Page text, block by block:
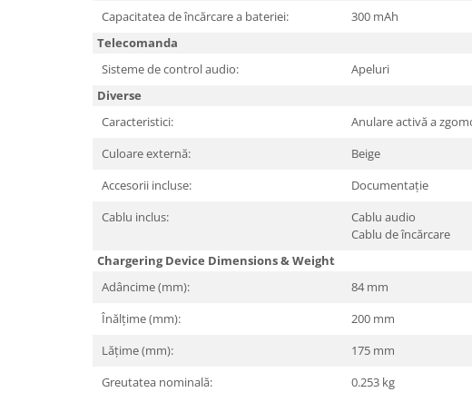
TV, Multimedia & Electronice
Multiboard & Accessorii
Cloud si Aplicatii SaaS
Sisteme Videoconferinta
Capacitatea de încărcare a bateriei:
300 mAh
Telecomanda
Sisteme de control audio:
Apeluri
Diverse
Caracteristici:
Anulare activă a
Culoare externă:
Beige
Accesorii incluse:
Documentație
Cablu inclus:
Cablu audio
Cablu de încărcare
Chargering Device Dimensions & Weight
Adâncime (mm):
84 mm
Înălțime (mm):
200 mm
Lățime (mm):
175 mm
Greutatea nominală:
0.253 kg